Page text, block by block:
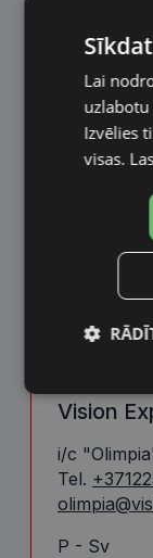
Vision
i/c
Tel.
P - Sv
Lai
Izvēlies
visas.